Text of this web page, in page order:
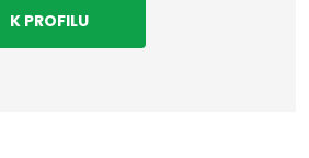
K PROFILU